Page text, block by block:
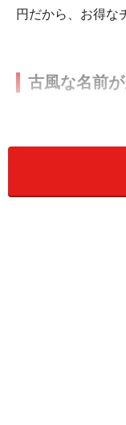
円だから、お得な
古風な名前
ホームに停まっ